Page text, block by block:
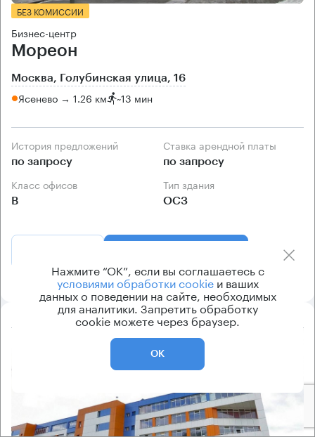
БЕЗ КОМИССИИ
Бизнес-центр
Мореон
Москва, Голубинская улица, 16
Ясенево → 1.26 км ~13 мин
История предложений
по запросу
Ставка арендной платы
по запросу
Класс офисов
B
Тип здания
ОСЗ
Нажмите “ОК”, если вы соглашаетесь с
условиями обработки cookieи ваших
данных о поведении на сайте, необходимых
для аналитики. Запретить обработку
cookie можете через браузер.
ОК